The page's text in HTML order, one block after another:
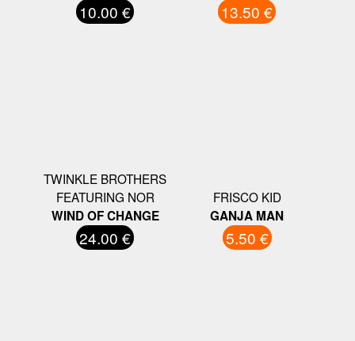
10.00 € 13.50 €
TWINKLE BROTHERS
FEATURING NOR
WIND OF CHANGE
24.00 €
FRISCO KID
GANJA MAN
5.50 €